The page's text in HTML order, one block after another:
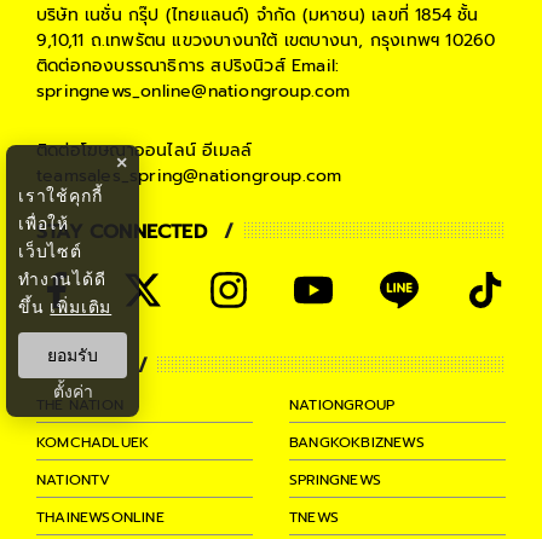
บริษัท เนชั่น กรุ๊ป (ไทยแลนด์) จำกัด (มหาชน) เลขที่ 1854 ชั้น
9,10,11 ถ.เทพรัตน แขวงบางนาใต้ เขตบางนา, กรุงเทพฯ 10260
ติดต่อกองบรรณาธิการ สปริงนิวส์Email:
springnews_online@nationgroup.com
ติดต่อโฆษณาออนไลน์ อีเมลล์
teamsales_spring@nationgroup.com
STAY CONNECTED
PARTNER
THE NATION
NATIONGROUP
KOMCHADLUEK
BANGKOKBIZNEWS
NATIONTV
SPRINGNEWS
THAINEWSONLINE
TNEWS
×
เราใช้คุกกี้
เพื่อให้
เว็บไซต์
ทำงานได้ดี
ขึ้น เพิ่มเติม
ยอมรับ
ตั้งค่า